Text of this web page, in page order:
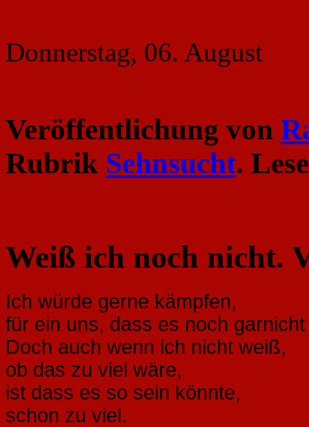
Donnerstag, 06. August
Veröffentlichung von
Rubrik Sehnsucht.
Weiß ich noch nicht.
Ich würde gerne kämpfen,
für ein uns, dass es noch
Doch auch wenn ich nicht weiß,
ob das zu viel wäre,
ist dass es so sein könnte,
schon zu viel.